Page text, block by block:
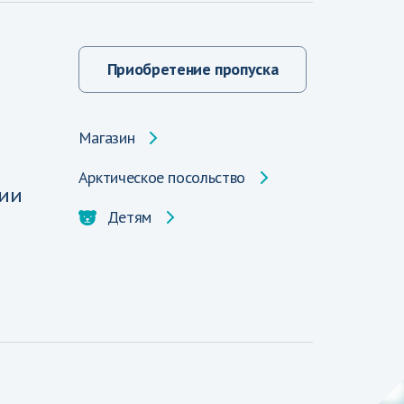
Приобретение пропуска
Магазин
Арктическое посольство
Детям